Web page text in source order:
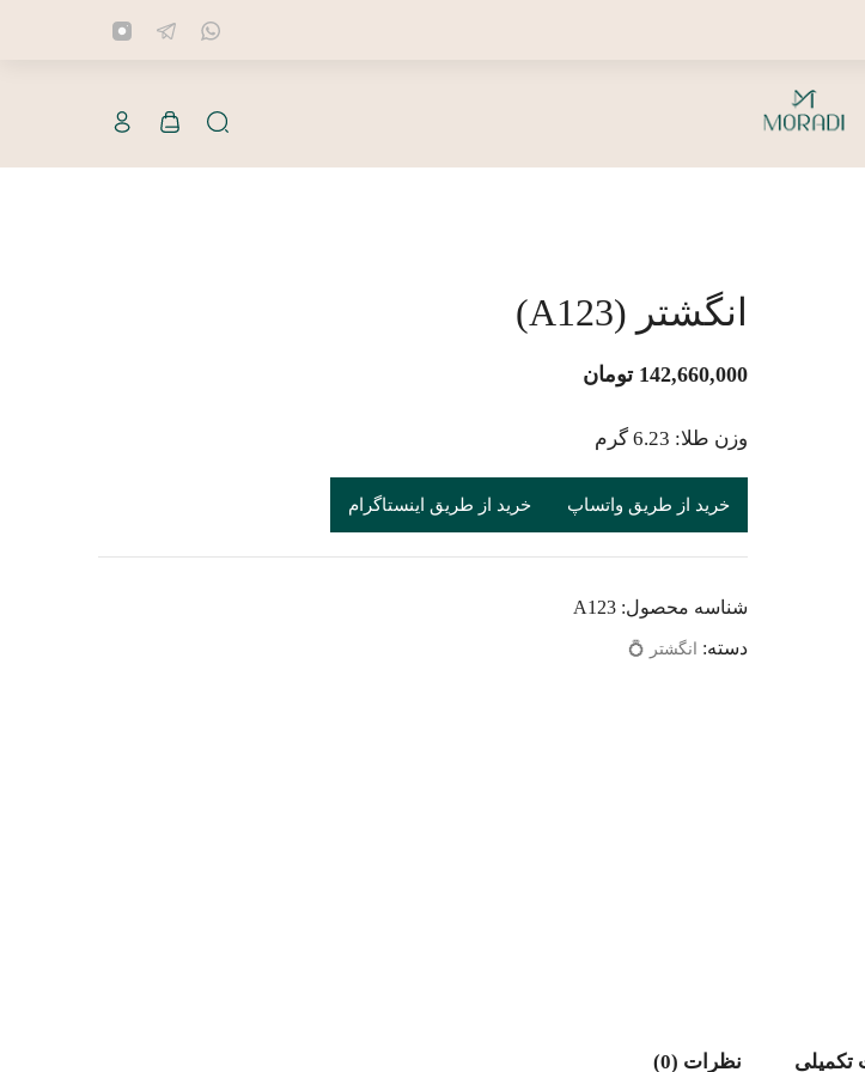
انگشتر (A123)
142,660,000 تومان
وزن طلا: 6.23 گرم
خرید از طریق واتساپ خرید از طریق اینستاگرام
شناسه محصول:A123
دسته:
انگشتر 💍
تکمیلی نظرات (0)